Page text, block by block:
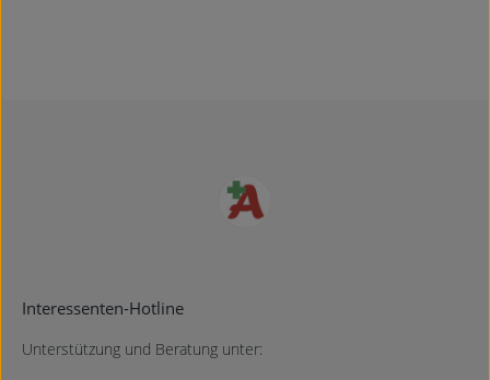
Interessenten-Hotline
Unterstützung und Beratung unter: